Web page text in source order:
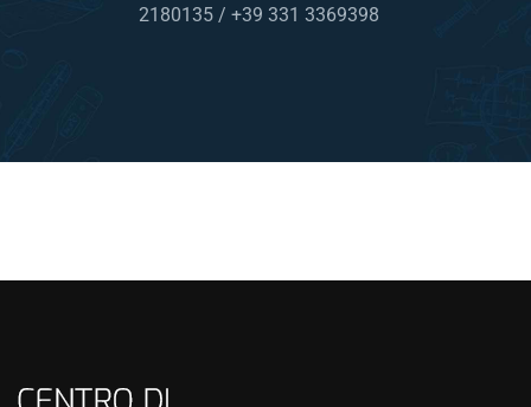
2180135 / +39 331 3369398